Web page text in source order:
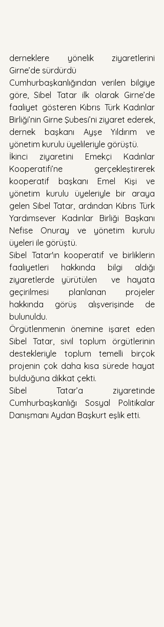
derneklere yönelik ziyaretlerini
Girne’de sürdürdü
Cumhurbaşkanlığından verilen bilgiye
göre, Sibel Tatar ilk olarak Girne’de
faaliyet gösteren Kıbrıs Türk Kadınlar
Birliği’nin Girne Şubesi’ni ziyaret ederek,
dernek başkanı Ayşe Yıldırım ve
yönetim kurulu üyelileriyle görüştü.
İkinci ziyaretini Emekçi Kadınlar
Kooperatifi’ne gerçekleştirerek
kooperatif başkanı Emel Kişi ve
yönetim kurulu üyeleriyle bir araya
gelen Sibel Tatar, ardından Kıbrıs Türk
Yardımsever Kadınlar Birliği Başkanı
Nefise Onuray ve yönetim kurulu
üyeleri ile görüştü.
Sibel Tatar'ın kooperatif ve birliklerin
faaliyetleri hakkında bilgi aldığı
ziyaretlerde yürütülen  ve hayata
geçirilmesi planlanan projeler
hakkında görüş alışverişinde de
bulunuldu.
Örgütlenmenin önemine işaret eden
Sibel Tatar, sivil toplum örgütlerinin
destekleriyle toplum temelli birçok
projenin çok daha kısa sürede hayat
bulduğuna dikkat çekti.
Sibel Tatar’a ziyaretinde
Cumhurbaşkanlığı Sosyal Politikalar
Danışmanı Aydan Başkurt eşlik etti.